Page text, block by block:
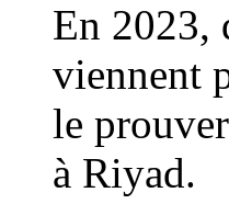
En 2023,
viennent
le
à Riyad.